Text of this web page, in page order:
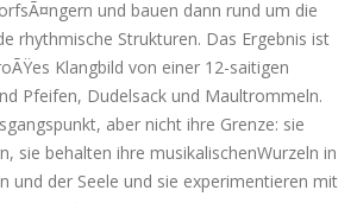
und bauen dann rund um die
rhythmische Strukturen. Das Ergebnis ist
Klangbild von einer 12-saitigen
Pfeifen, Dudelsack und Maultrommeln.
aber nicht ihre Grenze: sie
sie behalten ihre musikalischenWurzeln in
und der Seele und sie experimentieren mit